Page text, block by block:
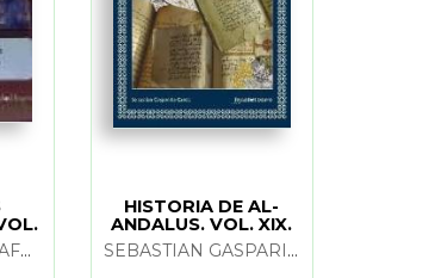
GUILLERMO ROCAFORT
HISTORIA DE AL-
ANDALUS. VOL. XIX.
TOMO 1
SEBASTIAN GASPARIÑO GARCIA